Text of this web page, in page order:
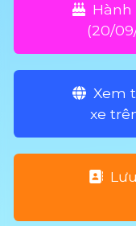
(20/
Xem
xe